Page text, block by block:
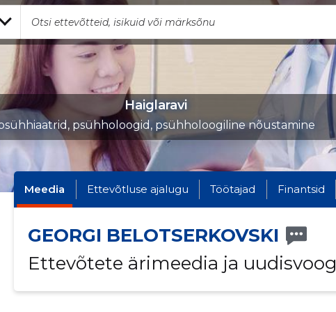
Haiglaravi
psühholoogid, psühholoogiline nõustamine
Meedia Ettevõtluse ajalugu Töötajad Finantsid
GEORGI BELOTSERKOVSKI
Ettevõtete ärimeedia ja uudisvoog